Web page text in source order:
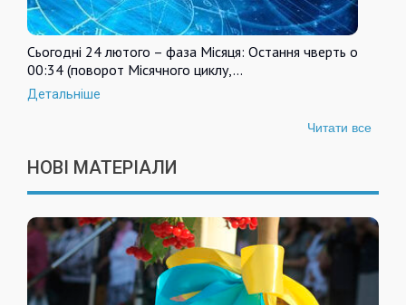
Сьогодні 24 лютого – фаза Місяця: Остання чверть о
00:34 (поворот Місячного циклу,…
Детальніше
Читати все
НОВІ МАТЕРІАЛИ